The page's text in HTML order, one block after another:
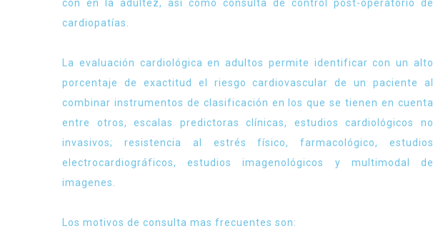
con en la adultez, así como consulta de control post-operatorio de
cardiopatías.
La evaluación cardiológica en adultos permite identificar con un alto
porcentaje de exactitud el riesgo cardiovascular de un paciente al
combinar instrumentos de clasificación en los que se tienen en cuenta
entre otros, escalas predictoras clínicas, estudios cardiológicos no
invasivos; resistencia al estrés físico, farmacológico, estudios
electrocardiográficos, estudios imagenológicos y multimodal de
imagenes.
Los motivos de consulta mas frecuentes son: